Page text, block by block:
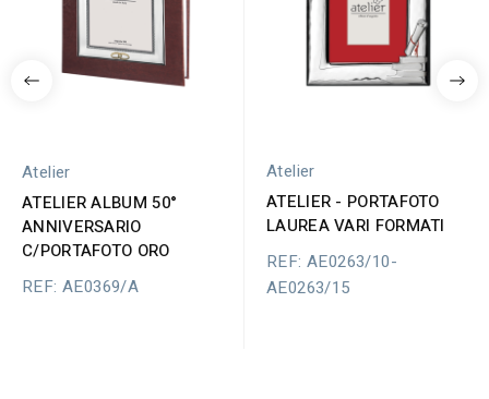
Atelier
ATELIER ALBUM 50°
ANNIVERSARIO
C/PORTAFOTO ORO
REF: AE0369/A
Atelier
ATELIER - PORTAFOTO
LAUREA VARI FORMATI
REF: AE0263/10-
AE0263/15